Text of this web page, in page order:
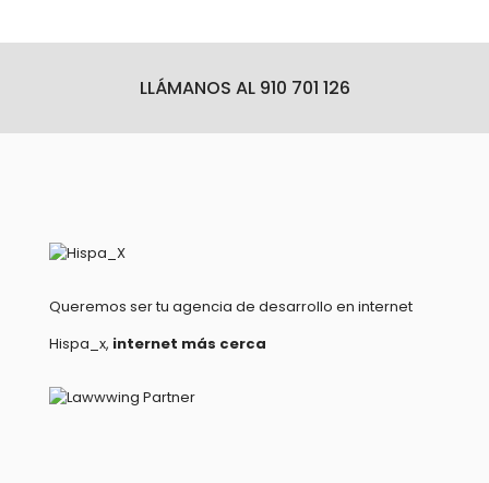
LLÁMANOS AL 910 701 126
Queremos ser tu agencia de desarrollo en internet
Hispa_x, internet más cerca